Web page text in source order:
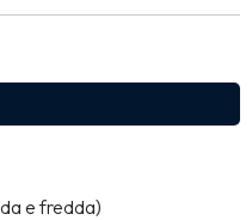
e fredda)